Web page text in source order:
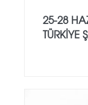
25-28
TÜRKİYE